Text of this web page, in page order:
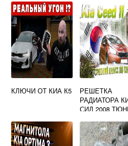
КЛЮЧИ ОТ КИА К5
РЕШЕТКА
РАДИАТОРА
СИД 2008